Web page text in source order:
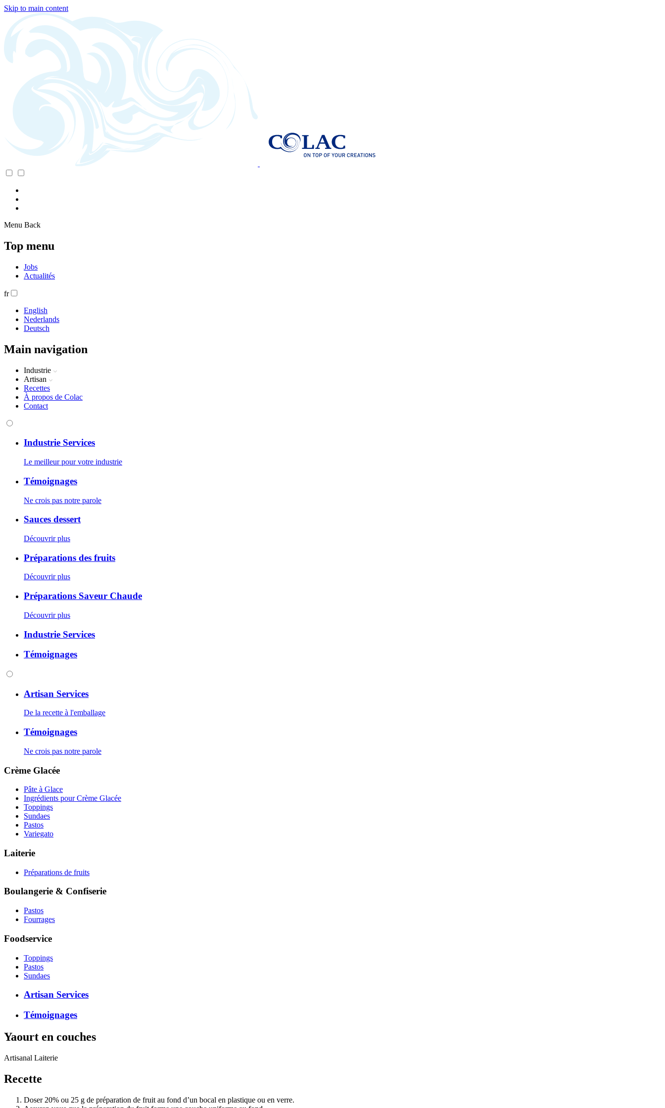
Skip to main content
Menu Back
Top menu
Jobs
Actualités
fr
English
Nederlands
Deutsch
Main navigation
Industrie
Artisan
Recettes
À propos de Colac
Contact
Industrie Services
Le meilleur pour votre industrie
Témoignages
Ne crois pas notre parole
Sauces dessert
Découvrir plus
Préparations des fruits
Découvrir plus
Préparations Saveur Chaude
Découvrir plus
Industrie Services
Témoignages
Artisan Services
De la recette à l'emballage
Témoignages
Ne crois pas notre parole
Crème Glacée
Pâte à Glace
Ingrédients pour Crème Glacée
Toppings
Sundaes
Pastos
Variegato
Laiterie
Préparations de fruits
Boulangerie & Confiserie
Pastos
Fourrages
Foodservice
Toppings
Pastos
Sundaes
Artisan Services
Témoignages
Yaourt en couches
Artisanal Laiterie
Recette
Doser 20% ou 25 g de préparation de fruit au fond d’un bocal en plastique ou en verre.